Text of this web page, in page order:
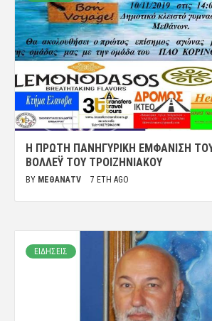
Η ΠΡΏΤΗ ΠΑΝΗΓΥΡΙΚΉ ΕΜΦΆΝΙΣΗ ΤΟΥ
ΒΌΛΛΕΫ ΤΟΥ ΤΡΟΙΖΗΝΙΑΚΟΎ
BY ΜΈΘΑΝΑTV 7 ΈΤΗ AGO
ΕΙΔΗΣΕΙΣ